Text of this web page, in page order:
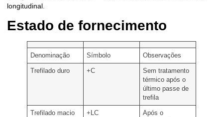
longitudinal
Estado de fornecimento
Denominação Símbolo Observações
Trefilado duro +C
Sem tratamento
térmico após o
último passe de
trefila
Trefilado macio +LC
Após o